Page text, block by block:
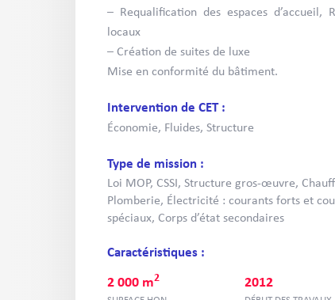
– Requalification des espaces d’accueil,
locaux
– Création de suites de luxe
Mise en conformité du bâtiment.
Intervention de CET :
Économie, Fluides, Structure
Type de mission :
Loi MOP, CSSI, Structure gros-œuvre,
Plomberie, Électricité : courants forts et
spéciaux, Corps d’état secondaires
Caractéristiques :
2 000 m2 2012